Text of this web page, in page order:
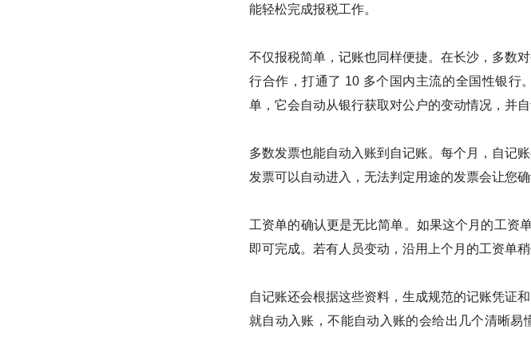
能轻松完成报税工作。
不仅报税简单，记账也同样便捷。在长沙，多数
行合作，打通了 10 多个国内主流的全国性银行
单，它会自动从银行获取对公户的变动情况，并
多数发票也能自动入账到自记账。每个月，自记
发票可以自动进入，无法判定用途的发票会让您确
工资单的确认更是无比简单。如果这个月的工资
即可完成。若有人员变动，沿用上个月的工资单稍
自记账还会根据这些资料，生成规范的记账凭证
就自动入账，不能自动入账的会给出几个清晰